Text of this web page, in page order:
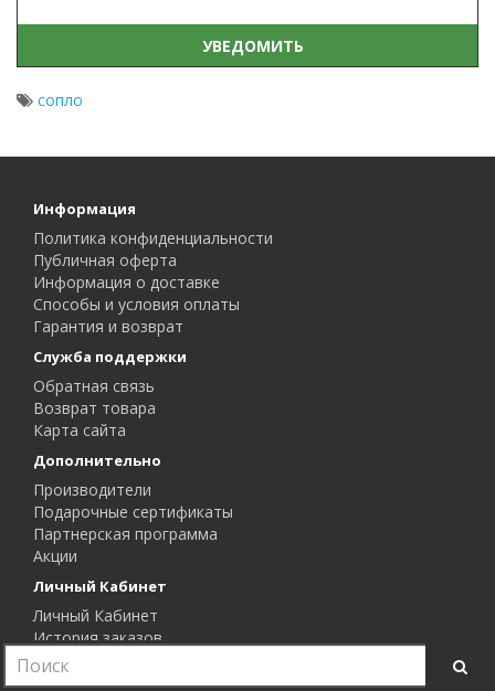
УВЕДОМИТЬ
сопло
Информация
Политика конфиденциальности
Публичная оферта
Информация о доставке
Способы и условия оплаты
Гарантия и возврат
Служба поддержки
Обратная связь
Возврат товара
Карта сайта
Дополнительно
Производители
Подарочные сертификаты
Партнерская программа
Акции
Личный Кабинет
Личный Кабинет
История заказов
Закладки
Рассылка